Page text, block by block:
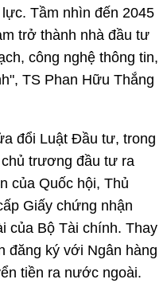
Tầm nhìn đến 2045
trở thành nhà đầu tư
công nghệ thông tin,
TS Phan Hữu Thắng
đổi Luật Đầu tư, trong
trương đầu tư ra
của Quốc hội, Thủ
Giấy chứng nhận
của Bộ Tài chính. Thay
đăng ký với Ngân hàng
tiền ra nước ngoài.